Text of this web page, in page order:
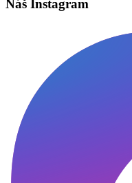
Náš Instagram